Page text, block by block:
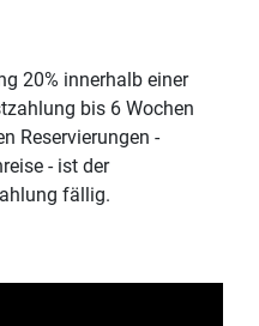
20% innerhalb einer
bis 6 Wochen
Reservierungen -
- ist der
fällig.